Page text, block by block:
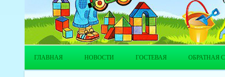
ГЛАВНАЯ НОВОСТИ ГОСТЕВАЯ ОБРАТНАЯ